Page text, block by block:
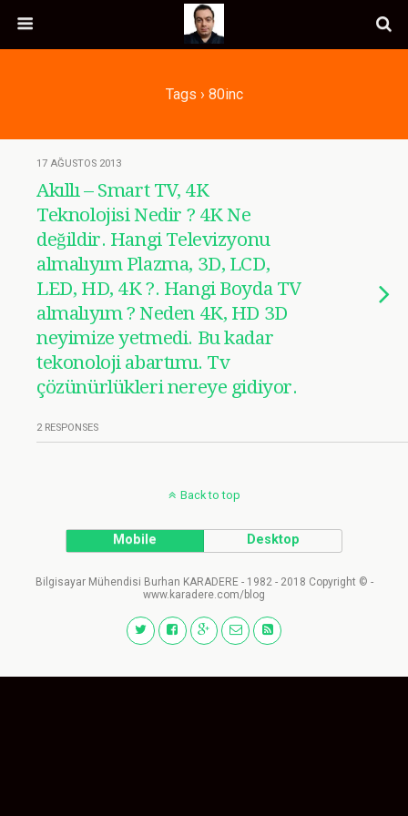
Tags › 80inc
17 AĞUSTOS 2013
Akıllı – Smart TV, 4K
Teknolojisi Nedir ? 4K Ne
değildir. Hangi Televizyonu
almalıyım Plazma, 3D, LCD,
LED, HD, 4K ?. Hangi Boyda TV
almalıyım ? Neden 4K, HD 3D
neyimize yetmedi. Bu kadar
tekonoloji abartımı. Tv
çözünürlükleri nereye gidiyor.
2 RESPONSES
Back to top
Mobile Desktop
Bilgisayar Mühendisi Burhan KARADERE - 1982 - 2018 Copyright © -
www.karadere.com/blog